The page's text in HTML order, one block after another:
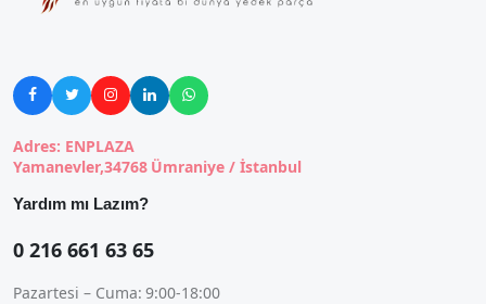
    
Adres: ENPLAZA
Yamanevler,34768 Ümraniye / İstanbul
Yardım mı Lazım?
0 216 661 63 65
Pazartesi – Cuma: 9:00-18:00